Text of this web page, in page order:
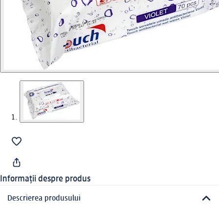
Informații despre produs
Descrierea produsului